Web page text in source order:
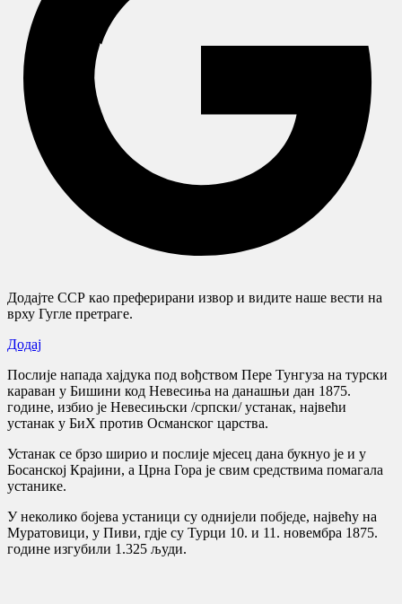
Додајте ССР као преферирани извор и видите наше вести на
врху Гугле претраге.
Додај
Послије напада хајдука под вођством Пере Тунгуза на турски
караван у Бишини код Невесиња на данашњи дан 1875.
године, избио је Невесињски /српски/ устанак, највећи
устанак у БиХ против Османског царства.
Устанак се брзо ширио и послије мјесец дана букнуо је и у
Босанској Крајини, а Црна Гора је свим средствима помагала
устанике.
У неколико бојева устаници су однијели побједе, највећу на
Муратовици, у Пиви, гдје су Турци 10. и 11. новембра 1875.
године изгубили 1.325 људи.